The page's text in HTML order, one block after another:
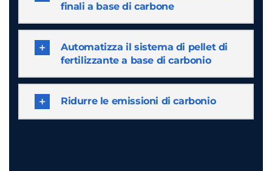
finali a base di carbone
Automatizza il sistema di pellet di
fertilizzante a base di carbonio
Ridurre le emissioni di carbonio